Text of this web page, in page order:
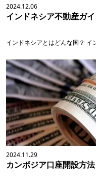
2024.12.06
インドネシア不動産ガ
インドネシアとはどんな国？ イ
2024.11.29
カンボジア口座開設方